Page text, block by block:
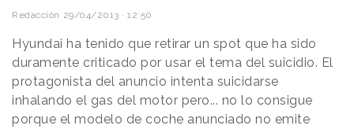
Redacción 29/04/2013 · 12:50
Hyundai ha tenido que retirar un spot que ha sido
duramente criticado por usar el tema del suicidio. El
protagonista del anuncio intenta suicidarse
inhalando el gas del motor pero... no lo consigue
porque el modelo de coche anunciado no emite